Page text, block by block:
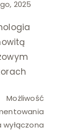
2025
Możliwość
wyłączona